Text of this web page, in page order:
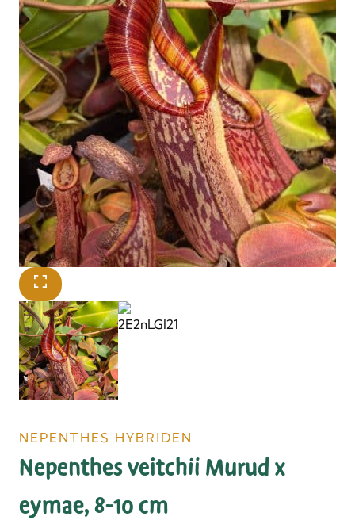
NEPENTHES HYBRIDEN
Nepenthes veitchii Murud x
eymae, 8-10 cm